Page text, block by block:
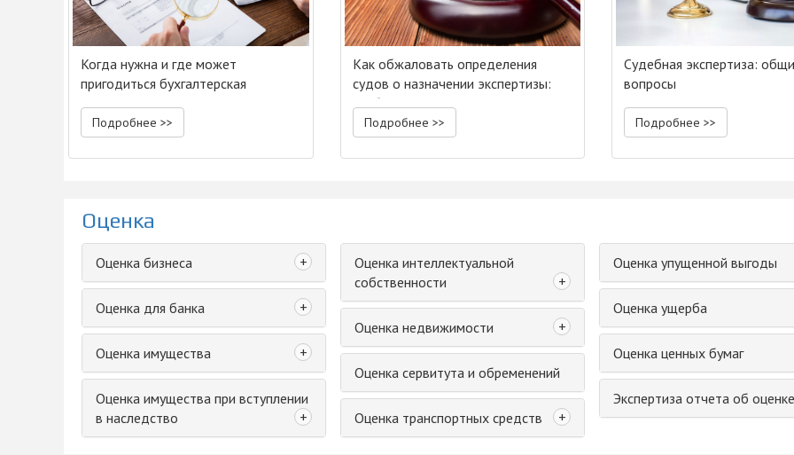
Когда нужна и где может
пригодиться бухгалтерская
экспертиза?
Подробнее >>
Как обжаловать определения
судов о назначении экспертизы:
разбираем нюансы
Подробнее >>
Судебная экспертиза:
вопросы
Подробнее >>
Оценка
Оценка бизнеса +
Оценка для банка +
Оценка имущества +
Оценка имущества при вступлении
в наследство
+
Оценка интеллектуальной
собственности
+
Оценка недвижимости +
Оценка сервитута и обременений
Оценка транспортных средств +
Оценка упущенной выгоды
Оценка ущерба
Оценка ценных бумаг
Экспертиза отчета об оценке